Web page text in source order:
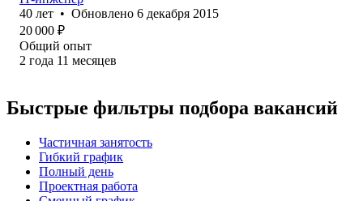
40 лет • Обновлено 6 декабря 2015
20 000 ₽
Общий опыт
2 года 11 месяцев
Быстрые фильтры подбора вакансий
Частичная занятость
Гибкий график
Полный день
Проектная работа